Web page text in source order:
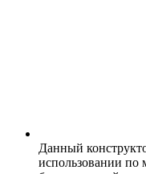
Данный
использовании